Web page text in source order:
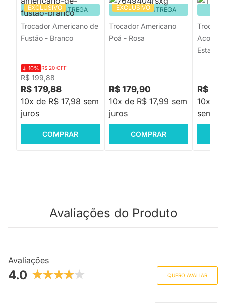
EXCLUSIVO
PRONTA ENTREGA
Trocador Americano de
Fustão - Branco
R$ 199,88
-10% R$ 20 OFF
R$ 179,88
10x de R$ 17,98 sem
juros
COMPRAR
EXCLUSIVO
PRONTA ENTREGA
Trocador Americano
Poá - Rosa
R$ 179,90
10x de R$ 17,99 sem
juros
COMPRAR
R$
10x de
sem
Avaliações do Produto
Avaliações
4.0 QUERO AVALIAR